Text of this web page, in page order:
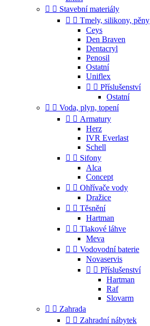
  Stavební materiály
  Tmely, silikony, pěny
Ceys
Den Braven
Dentacryl
Penosil
Ostatní
Uniflex
  Příslušenství
Ostatní
  Voda, plyn, topení
  Armatury
Herz
IVR Everlast
Schell
  Sifony
Alca
Concept
  Ohřívače vody
Dražice
  Těsnění
Hartman
  Tlakové láhve
Meva
  Vodovodní baterie
Novaservis
  Příslušenství
Hartman
Raf
Slovarm
  Zahrada
  Zahradní nábytek